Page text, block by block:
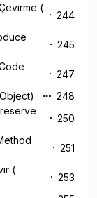
Çevirme (
244
245
247
248
250
251
(
253